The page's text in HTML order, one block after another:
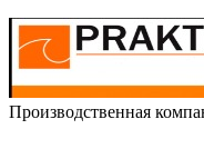
Производственная